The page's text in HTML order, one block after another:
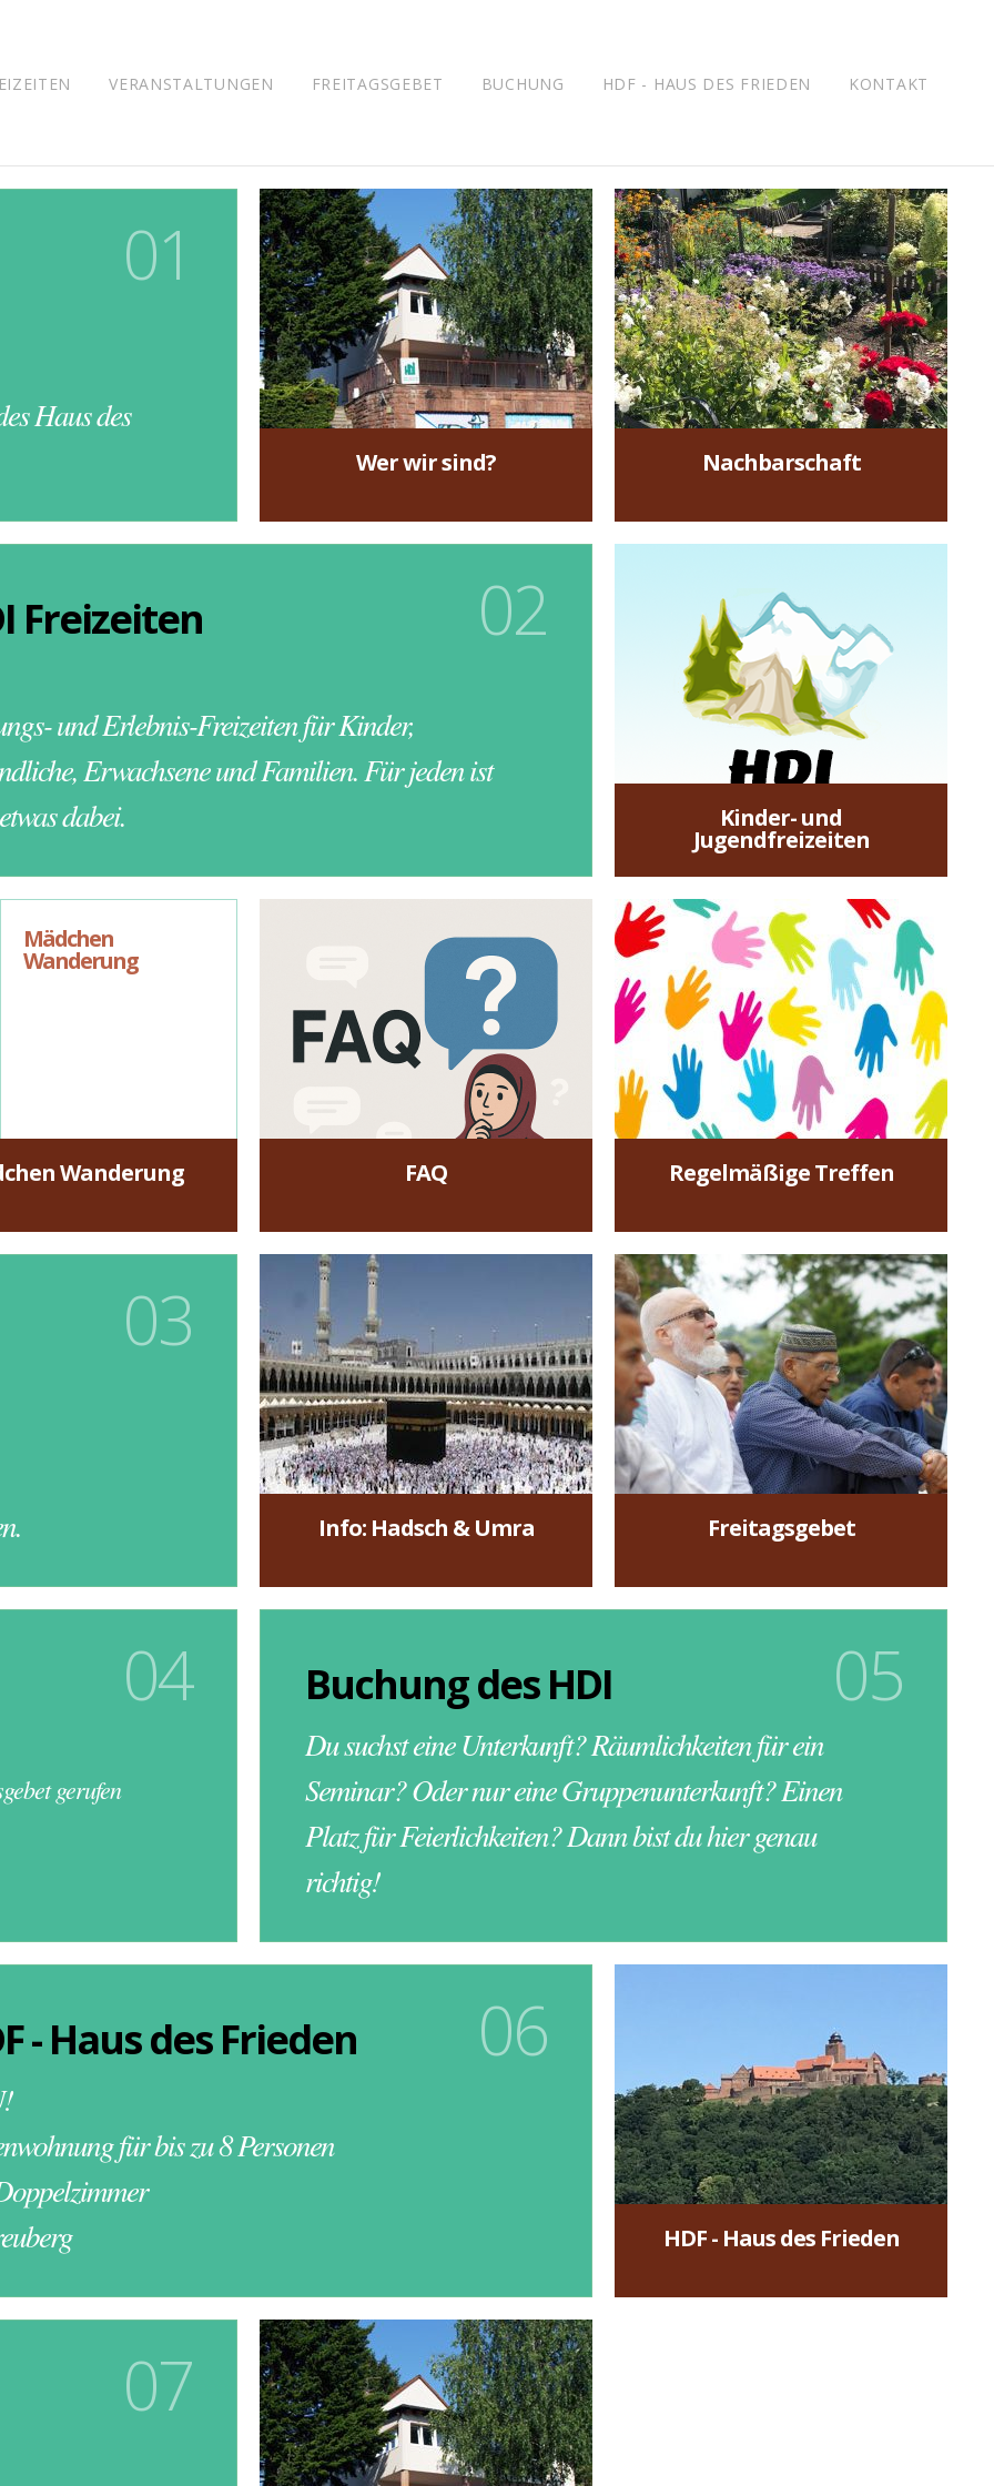
VERANSTALTUNGEN FREITAGSGEBET BUCHUNG HDF - HAUS DES FRIEDEN KONTAKT
01
Haus des
Wer wir sind?
Wer wir sind?
Finde es hier heraus Nachbarschaft
Nachbarschaft
Wichtiger Hinweis für
alle Besucher und
Nutzer des HDI
02
Freizeiten
und Erlebnis-Freizeiten für Kinder,
Erwachsene und Familien. Für jeden ist
dabei.
Kinder- und
Jugendfreizeiten
Jugendfreizeiten
Bildungs- und Erlebnis-
Freizeiten für Kinder,
Jugendliche, Erwachsene
und Familien. Für jeden ist
also etwas dabei.
mehr »
Wanderung
Mädchen
Wanderung
FAQ
03
Regelmäßige Treffen
Regelmäßige
Treffen
„[...] Ihr verinnerlicht nicht
eher den Iman, bis ihr
euch gegenseitig liebt
[...].“
HADITH, IMAM MUSLIM
Info: Hadsch & Umra
Info: Hadsch & Umra
Infos zur Hadsch & Umra
für Erwachsene findest du
nur noch unter
04
gerufen
Freitagsgebet
Freitagsgebet
Hier findest du alle
Infos zum
Freitagsgebet
mehr »
05
Buchung des HDI
Du suchst eine Unterkunft? Räumlichkeiten für ein
Seminar? Oder nur eine Gruppenunterkunft? Einen
Platz für Feierlichkeiten? Dann bist du hier genau
richtig!
06
- Haus des Frieden
für bis zu 8 Personen
HDF - Haus des Frieden
07 Kontakt